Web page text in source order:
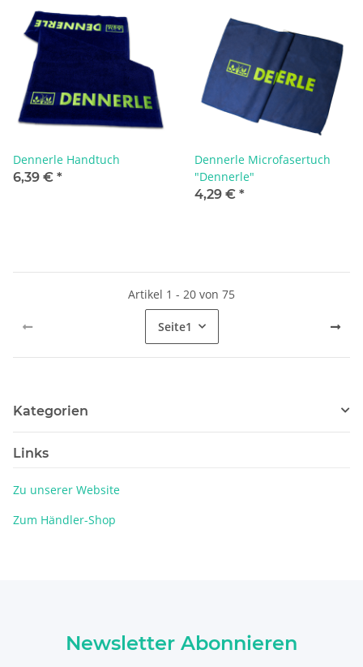
Dennerle Handtuch
6,39 € *
Dennerle Microfasertuch
"Dennerle"
4,29 € *
Artikel 1 - 20 von 75
Seite1
Kategorien
Links
Zu unserer Website
Zum Händler-Shop
Newsletter Abonnieren